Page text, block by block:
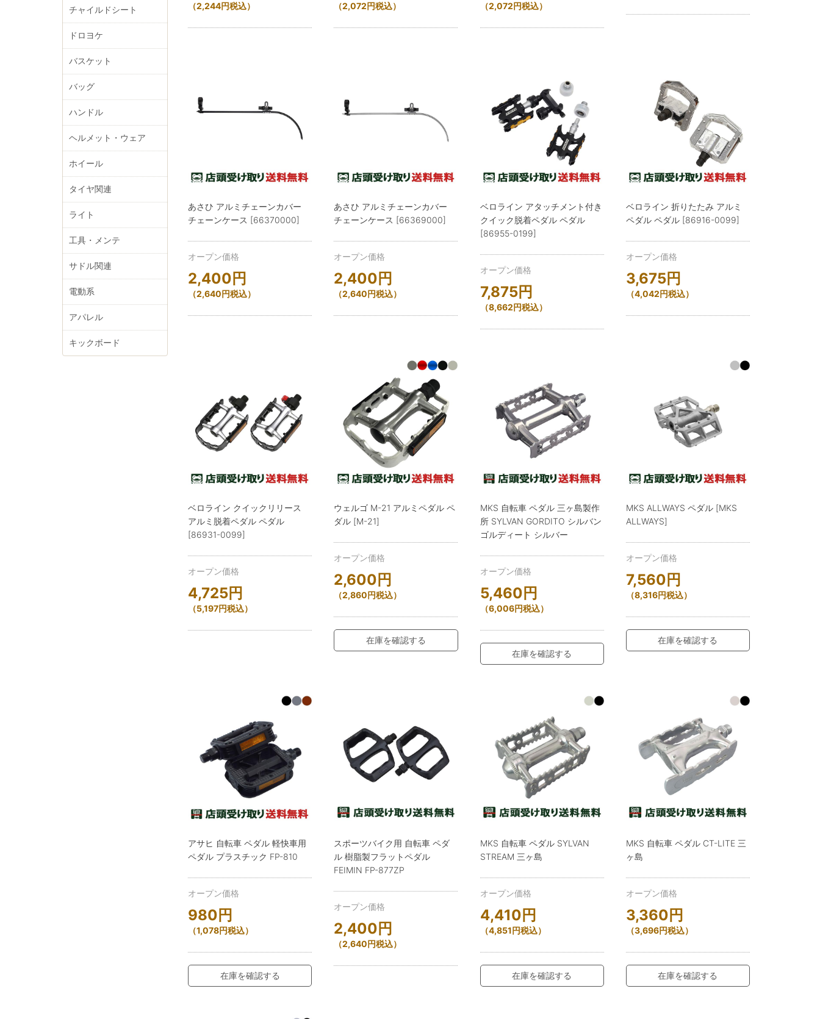
（2,244円税込） （2,072円税込） （2,072円税込）
あさひ アルミチェーンカバー
チェーンケース [66370000]
オープン価格
2,400 円
（2,640円税込）
あさひ アルミチェーンカバー
チェーンケース [66369000]
オープン価格
2,400 円
（2,640円税込）
ベロライン アタッチメント付き
クイック脱着ペダル ペダル
[86955-0199]
オープン価格
7,875円
（8,662円税込）
ベロライン 折りたたみ アルミ
ペダル ペダル [86916-0099]
オープン価格
3,675円
（4,042円税込）
ベロライン クイックリリース
アルミ脱着ペダル ペダル
[86931-0099]
オープン価格
4,725円
（5,197円税込）
ウェルゴ M-21 アルミペダル ペ
ダル [M-21]
オープン価格
2,600 円
（2,860円税込）
在庫を確認する
MKS 自転車 ペダル 三ヶ島製作
所 SYLVAN GORDITO シルバン
ゴルディート シルバー
オープン価格
5,460 円
（6,006円税込）
在庫を確認する
MKS ALLWAYS ペダル [MKS
ALLWAYS]
オープン価格
7,560 円
（8,316円税込）
在庫を確認する
アサヒ 自転車 ペダル 軽快車用
ペダル プラスチック FP-810
オープン価格
980 円
（1,078円税込）
在庫を確認する
スポーツバイク用 自転車 ペダ
ル 樹脂製フラットペダル
FEIMIN FP-877ZP
オープン価格
2,400 円
（2,640円税込）
MKS 自転車 ペダル SYLVAN
STREAM 三ヶ島
オープン価格
4,410 円
（4,851円税込）
在庫を確認する
MKS 自転車 ペダル CT-LITE 三
ヶ島
オープン価格
3,360 円
（3,696円税込）
在庫を確認する
チャイルドシート
ドロヨケ
バスケット
バッグ
ハンドル
ヘルメット・ウェア
ホイール
タイヤ関連
ライト
工具・メンテ
サドル関連
電動系
アパレル
キックボード